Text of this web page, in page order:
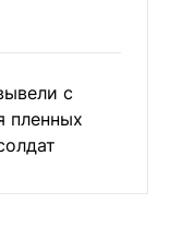
с
пленных